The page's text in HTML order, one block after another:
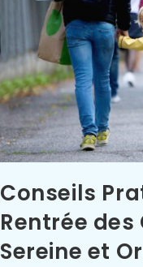
Conseils
Rentrée des
Sereine et